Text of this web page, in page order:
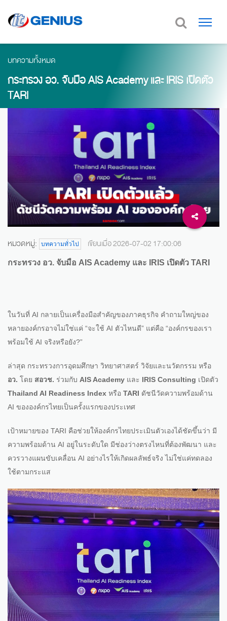
บทความทั้งหมด
กระทรวง อว. จับมือ AIS Academy และ IRIS เปิดตัว
TARI
หมวดหมู่: บทความทั่วไป เขียนเมื่อ 2026-07-02 17:00:06
กระทรวง อว. จับมือ AIS Academy และ IRIS เปิดตัว TARI
ในวันที่ AI กลายเป็นเครื่องมือสำคัญของภาคธุรกิจ คำถามใหญ่ของ
หลายองค์กรอาจไม่ใช่แค่ “จะใช้ AI ตัวไหนดี” แต่คือ “องค์กรของเรา
พร้อมใช้ AI จริงหรือยัง?”
ล่าสุด กระทรวงการอุดมศึกษา วิทยาศาสตร์ วิจัยและนวัตกรรม หรือ
อว. โดย สอวช. ร่วมกับ AIS Academy และ IRIS Consulting เปิดตัว
Thailand AI Readiness Index หรือ TARI ดัชนีวัดความพร้อมด้าน
AI ขององค์กรไทยเป็นครั้งแรกของประเทศ
เป้าหมายของ TARI คือช่วยให้องค์กรไทยประเมินตัวเองได้ชัดขึ้นว่า มี
ความพร้อมด้าน AI อยู่ในระดับใด มีช่องว่างตรงไหนที่ต้องพัฒนา และ
ควรวางแผนขับเคลื่อน AI อย่างไรให้เกิดผลลัพธ์จริง ไม่ใช่แค่ทดลอง
ใช้ตามกระแส